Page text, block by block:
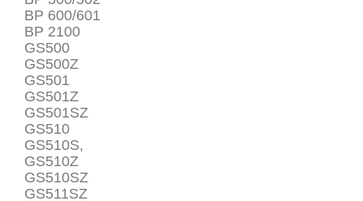
BP 600/601
BP 2100
GS500
GS500Z
GS501
GS501Z
GS501SZ
GS510
GS510S,
GS510Z
GS510SZ
GS511SZ